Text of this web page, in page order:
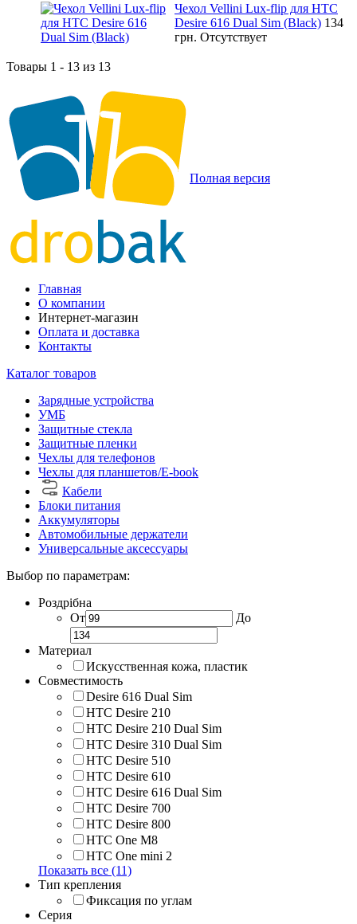
Чехол Vellini Lux-flip для HTC
Desire 616 Dual Sim (Black) 134
грн. Отсутствует
Товары 1 - 13 из 13
Полная версия
Главная
О компании
Интернет-магазин
Оплата и доставка
Контакты
Каталог товаров
Зарядные устройства
УМБ
Защитные стекла
Защитные пленки
Чехлы для телефонов
Чехлы для планшетов/E-book
Кабели
Блоки питания
Аккумуляторы
Автомобильные держатели
Универсальные аксессуары
Выбор по параметрам:
Роздрібна
От
До
Материал
Искусственная кожа, пластик
Совместимость
Desire 616 Dual Sim
HTC Desire 210
HTC Desire 210 Dual Sim
HTC Desire 310 Dual Sim
HTC Desire 510
HTC Desire 610
HTC Desire 616 Dual Sim
HTC Desire 700
HTC Desire 800
HTC One M8
HTC One mini 2
Показать все (11)
Тип крепления
Фиксация по углам
Серия